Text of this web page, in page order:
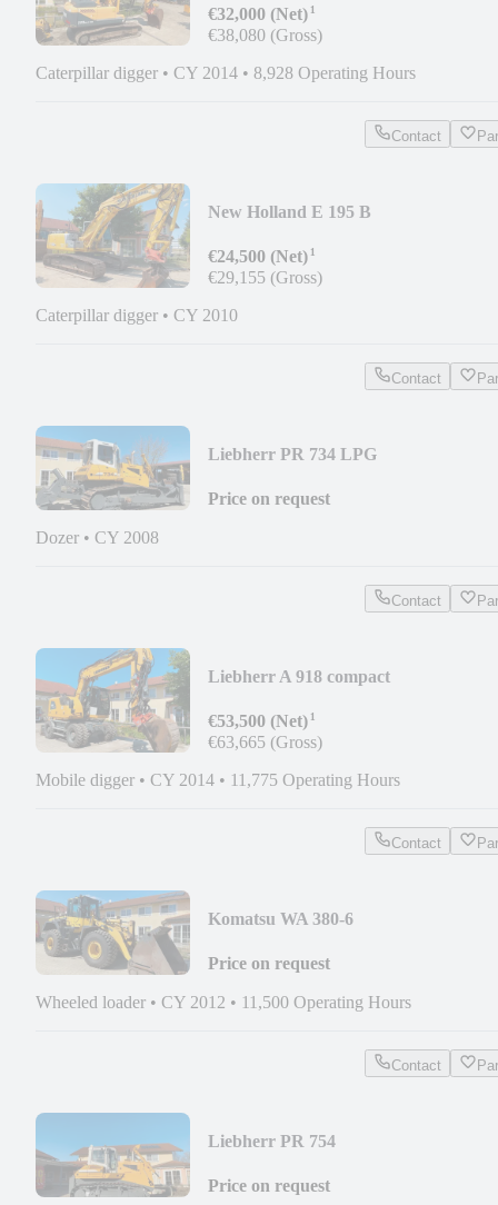
€32,000 (Net)¹
€38,080 (Gross)
Caterpillar digger • CY 2014 • 8,928 Operating Hours
Contact
New Holland E 195 B
€24,500 (Net)¹
€29,155 (Gross)
Caterpillar digger • CY 2010
Contact
Liebherr PR 734 LPG
Price on request
Dozer • CY 2008
Contact
Liebherr A 918 compact
€53,500 (Net)¹
€63,665 (Gross)
Mobile digger • CY 2014 • 11,775 Operating Hours
Contact
Komatsu WA 380-6
Price on request
Wheeled loader • CY 2012 • 11,500 Operating Hours
Contact
Liebherr PR 754
Price on request